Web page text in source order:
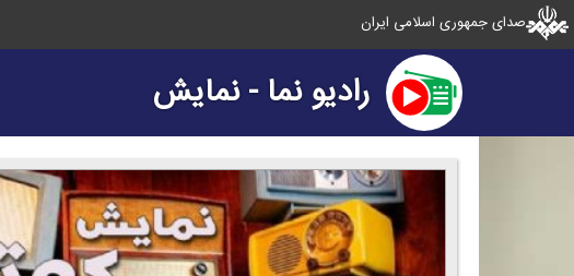
صدای جمهوری اسلامی ایران
رادیو نما - نمایش